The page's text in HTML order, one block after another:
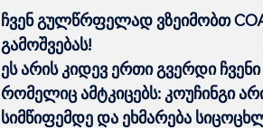
ჩვენ გულწრფელად ვზეიმობთ
გამოშვებას!
ეს არის კიდევ ერთი გვერდი
რომელიც ამტკიცებს: კოუჩინგი
სიმწიფემდე და ეხმარება